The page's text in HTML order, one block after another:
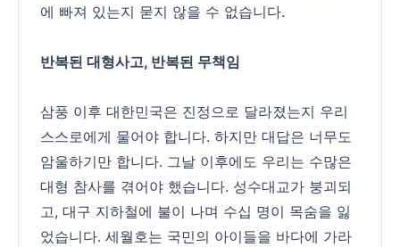
에 빠져 있는지 묻지 않을 수 없습니다.
반복된 대형사고, 반복된 무책임
삼풍 이후 대한민국은 진정으로 달라졌는지 우리
스스로에게 물어야 합니다. 하지만 대답은 너무도
암울하기만 합니다. 그날 이후에도 우리는 수많은
대형 참사를 겪어야 했습니다. 성수대교가 붕괴되
고, 대구 지하철에 불이 나며 수십 명이 목숨을 잃
었습니다. 세월호는 국민의 아이들을 바다에 가라